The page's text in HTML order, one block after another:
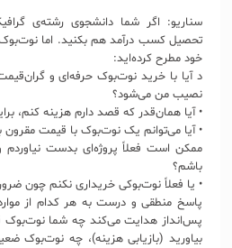
سناریو: اگر شما دانشجوی رشته‌ی
تحصیل کسب درآمد هم بکنید. اما نوت‌بوک
خود مطرح کرده‌اید:
د آیا با خرید نوت‌بوک حرفه‌ای و
نصیب من می‌شود؟
• آیا هما‌ن‌قدر که قصد دارم هزینه ‌کنم،
• آیا می‌توانم یک نوت‌بوک با قیمت
ممکن است فعلاً پروژه‌‌ای بدست نیاوردم
باشم؟
• یا فعلاً نوت‌بوکی خریداری نکنم چون
پاسخ منطقی و درست به هر کدام از
پس‌انداز هدایت می‌کند چه شما نوت‌بوک
بیاورید (بازیابی هزینه)، چه نوت‌بوک